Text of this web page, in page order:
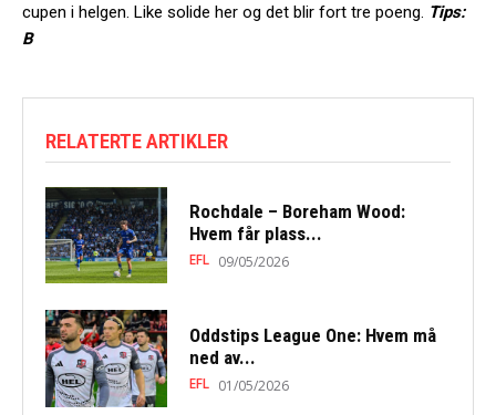
cupen i helgen. Like solide her og det blir fort tre poeng. Tips:
B
RELATERTE ARTIKLER
Rochdale – Boreham Wood:
Hvem får plass...
EFL 09/05/2026
Oddstips League One: Hvem må
ned av...
EFL 01/05/2026